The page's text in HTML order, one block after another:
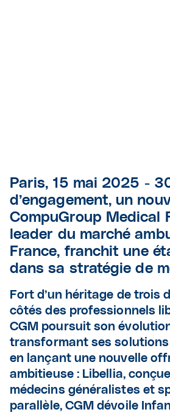
Paris, 15 mai 2025 -
d’engagement, un
CompuGroup Medical
leader du marché
France, franchit une
dans sa stratégie de
Fort d’un héritage de trois
côtés des professionnels
CGM poursuit son
transformant ses
en lançant une nouvelle
ambitieuse : Libellia,
médecins généralistes et
parallèle, CGM dévoile